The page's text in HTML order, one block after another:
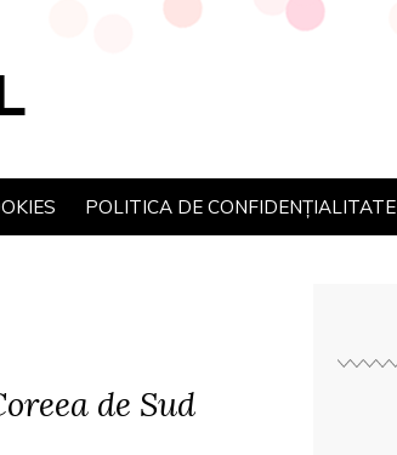
POLITICA DE CONFIDENȚIALITATE
de Sud